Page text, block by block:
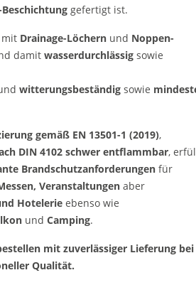
gefertigt ist.
mit Drainage-Löchern und Noppen-
damit wasserdurchlässig sowie
witterungsbeständig sowie
gemäß EN 13501-1 (2019),
DIN 4102 schwer entflammbar,
Brandschutzanforderungen für
Veranstaltungen aber
Hotelerie ebenso wie
und Camping.
mit zuverlässiger Lieferung bei
Qualität.